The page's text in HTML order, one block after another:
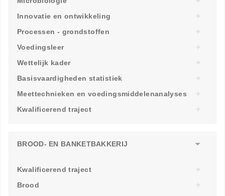
Innovatie en ontwikkeling
Processen - grondstoffen
Voedingsleer
Wettelijk kader
Basisvaardigheden statistiek
Meettechnieken en voedingsmiddelenanalyses
Kwalificerend traject
BROOD- EN BANKETBAKKERIJ
Kwalificerend traject
Brood